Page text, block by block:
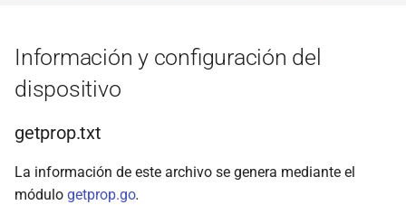
Información y configuración del
dispositivo
getprop.txt
La información de este archivo se genera mediante el
módulo getprop.go.